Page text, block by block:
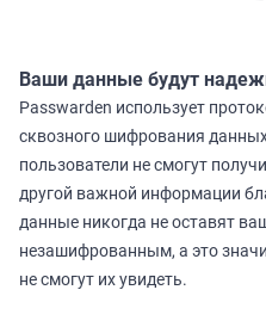
Ваши данные будут
Passwarden использует
сквозного шифрования
пользователи не смогут
другой важной информации
данные никогда не оставят
незашифрованным, а это
не смогут их увидеть.